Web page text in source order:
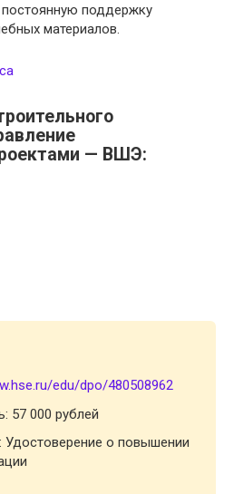
поддержку
материалов.
— ВШЭ:
edu/dpo/480508962
57 000 рублей
Удостоверение о повышении